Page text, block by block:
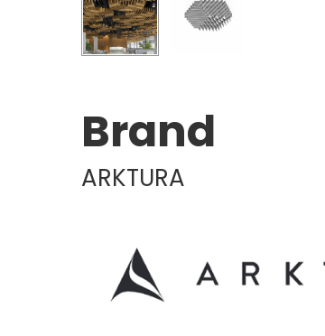
Brand
ARKTURA